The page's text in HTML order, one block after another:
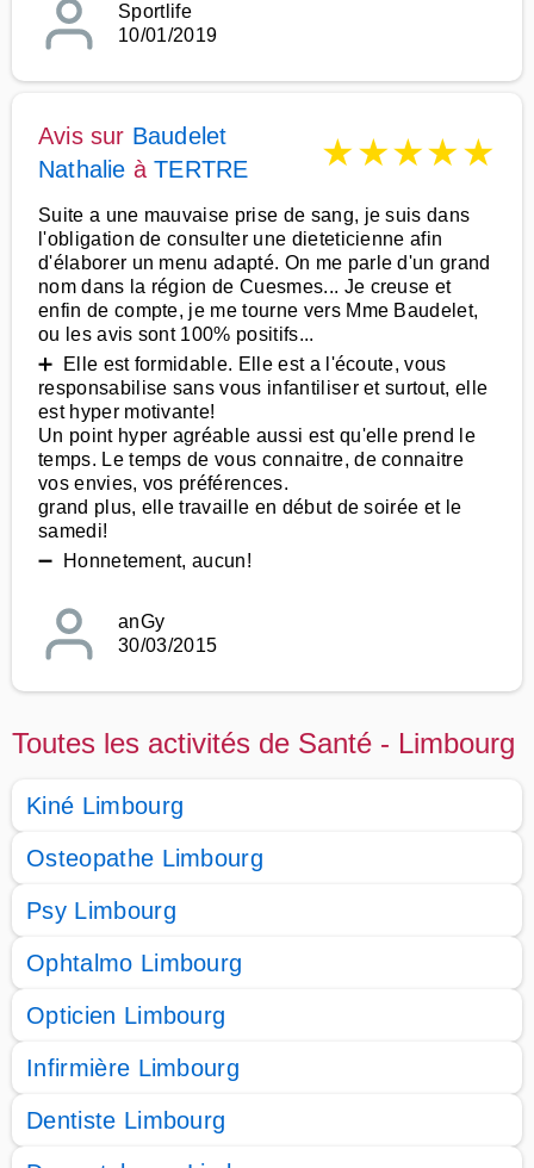
Sportlife
10/01/2019
Avis sur Baudelet
Nathalie àTERTRE ★★★★★
Suite a une mauvaise prise de sang, je suis dans
l'obligation de consulter une dieteticienne afin
d'élaborer un menu adapté. On me parle d'un grand
nom dans la région de Cuesmes... Je creuse et
enfin de compte, je me tourne vers Mme Baudelet,
ou les avis sont 100% positifs...
➕ Elle est formidable. Elle est a l'écoute, vous
responsabilise sans vous infantiliser et surtout, elle
est hyper motivante!
Un point hyper agréable aussi est qu'elle prend le
temps. Le temps de vous connaitre, de connaitre
vos envies, vos préférences.
grand plus, elle travaille en début de soirée et le
samedi!
➖ Honnetement, aucun!
anGy
30/03/2015
Toutes les activités de Santé - Limbourg
Kiné Limbourg
Osteopathe Limbourg
Psy Limbourg
Ophtalmo Limbourg
Opticien Limbourg
Infirmière Limbourg
Dentiste Limbourg